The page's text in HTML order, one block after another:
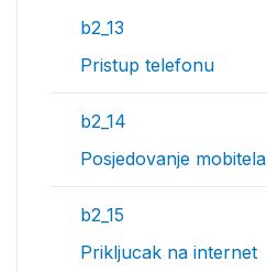
b2_13
Pristup telefonu
b2_14
Posjedovanje mobitela
b2_15
Prikljucak na internet